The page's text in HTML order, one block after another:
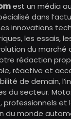
est un média
dans
innovations
les essais,
du marché
rédaction
réactive et
de demain,
du secteur.
professionnels
du monde